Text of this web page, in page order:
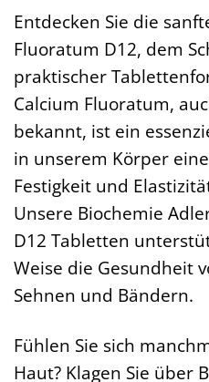
Entdecken Sie die
Fluoratum D12, dem
praktischer
Calcium Fluoratum,
bekannt, ist ein
in unserem Körper
Festigkeit und
Unsere Biochemie
D12 Tabletten
Weise die Gesundheit
Sehnen und Bändern.
Fühlen Sie sich
Haut? Klagen Sie über